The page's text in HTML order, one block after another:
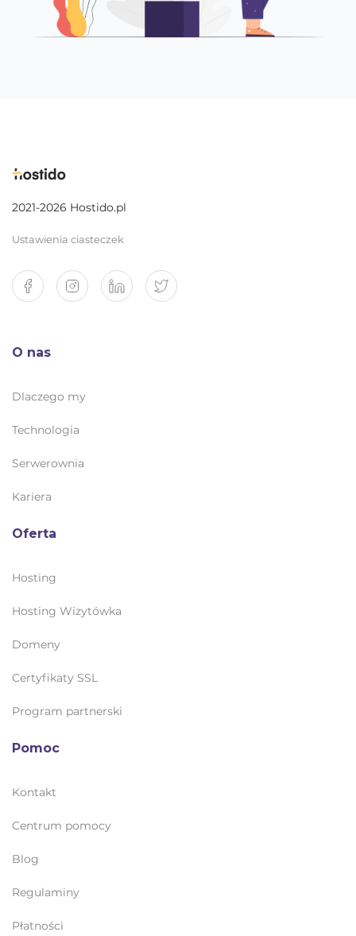
2021-2026 Hostido.pl
Ustawienia ciasteczek
O nas
Dlaczego my
Technologia
Serwerownia
Kariera
Oferta
Hosting
Hosting Wizytówka
Domeny
Certyfikaty SSL
Program partnerski
Pomoc
Kontakt
Centrum pomocy
Blog
Regulaminy
Płatności